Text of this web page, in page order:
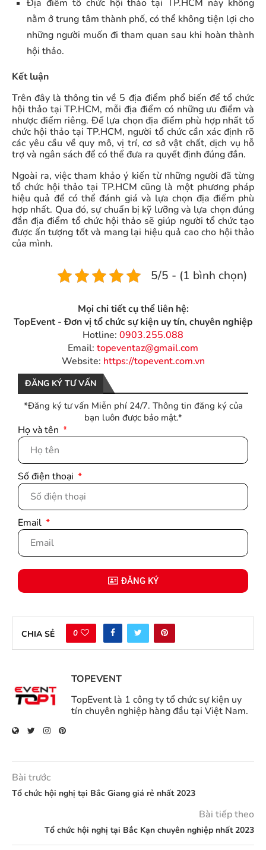
Địa điểm tổ chức hội thảo tại TP.HCM này không
nằm ở trung tâm thành phố, có thể không tiện lợi cho
những người muốn đi tham quan sau khi hoàn thành
hội thảo.
Kết luận
Trên đây là thông tin về 5 địa điểm phổ biến để tổ chức
hội thảo tại TP.HCM, mỗi địa điểm có những ưu điểm và
nhược điểm riêng. Để lựa chọn địa điểm phù hợp nhất tổ
chức hội thảo tại TP.HCM, người tổ chức cần xác định rõ
các yêu cầu về quy mô, vị trí, cơ sở vật chất, dịch vụ hỗ
trợ và ngân sách để có thể đưa ra quyết định đúng đắn.
Ngoài ra, việc tham khảo ý kiến từ những người đã từng
tổ chức hội thảo tại TP.HCM cũng là một phương pháp
hiệu quả để có thể đánh giá và lựa chọn địa điểm phù
hợp nhất. Qua đó, sự chuẩn bị kỹ lưỡng và lựa chọn đúng
đắn địa điểm tổ chức hội thảo sẽ giúp người tổ chức tạo
được ấn tượng tốt và mang lại hiệu quả cao cho hội thảo
của mình.
5/5 - (1 bình chọn)
Mọi chi tiết cụ thể liên hệ:
TopEvent - Đơn vị tổ chức sự kiện uy tín, chuyên nghiệp
Hotline: 0903.255.088
Email: topeventaz@gmail.com
Website: https://topevent.com.vn
ĐĂNG KÝ TƯ VẤN
*Đăng ký tư vấn Miễn phí 24/7. Thông tin đăng ký của
bạn luôn được bảo mật.*
Họ và tên
Số điện thoại
Email
ĐĂNG KÝ
CHIA SẺ 0
TOPEVENT
TopEvent là 1 công ty tổ chức sự kiện uy
tín chuyên nghiệp hàng đầu tại Việt Nam.
Bài trước
Tổ chức hội nghị tại Bắc Giang giá rẻ nhất 2023
Bài tiếp theo
Tổ chức hội nghị tại Bắc Kạn chuyên nghiệp nhất 2023